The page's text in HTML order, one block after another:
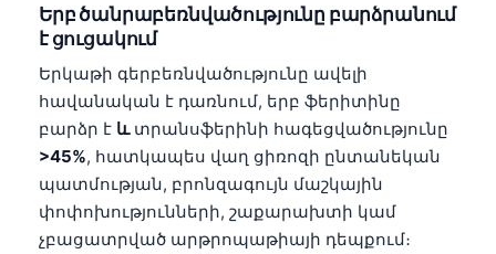
Երբ ծանրաբեռնվածությունը բարձրանում
է ցուցակում
Երկաթի գերբեռնվածությունը ավելի
հավանական է դառնում, երբ ֆերիտինը
բարձր է ևտրանսֆերինի հագեցվածությունը
>45%, հատկապես վաղ ցիռոզի ընտանեկան
պատմության, բրոնզագույն մաշկային
փոփոխությունների, շաքարախտի կամ
չբացատրված արթրոպաթիայի դեպքում։
O‘zbekcha
Català
Қазақ тілі
Suomi
Hrvatski
Slovenčina
كوردی‎